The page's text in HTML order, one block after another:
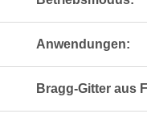
Anwendungen:
Bragg-Gitter aus